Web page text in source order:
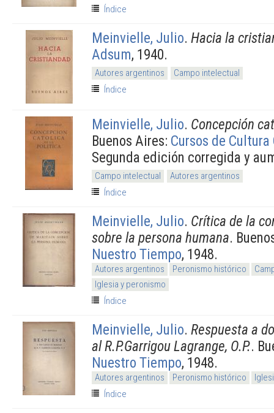
Índice
Meinvielle, Julio. Hacia la
Adsum, 1940.
Autores argentinos
Campo intelectual
Índice
Meinvielle, Julio. Concepción
Buenos Aires: Cursos de
Segunda edición corregida y
Campo intelectual
Autores argentinos
Índice
Meinvielle, Julio. Crítica de la
sobre la persona humana.
Nuestro Tiempo, 1948.
Autores argentinos Peronismo histórico
Iglesia y peronismo
Índice
Meinvielle, Julio. Respuesta a
al R.P.Garrigou Lagrange, O.P..
Nuestro Tiempo, 1948.
Autores argentinos Peronismo histórico
Índice